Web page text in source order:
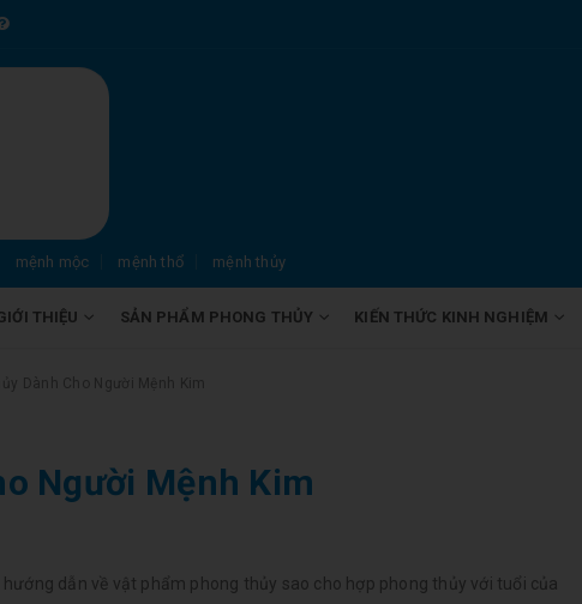
mệnh mộc mệnh thổ mệnh thủy
THIỆU SẢN PHẨM PHONG THỦY KIẾN THỨC KINH NGHIỆM
Người Mệnh Kim
dẫn về vật phẩm phong thủy sao cho hợp phong thủy với tuổi của